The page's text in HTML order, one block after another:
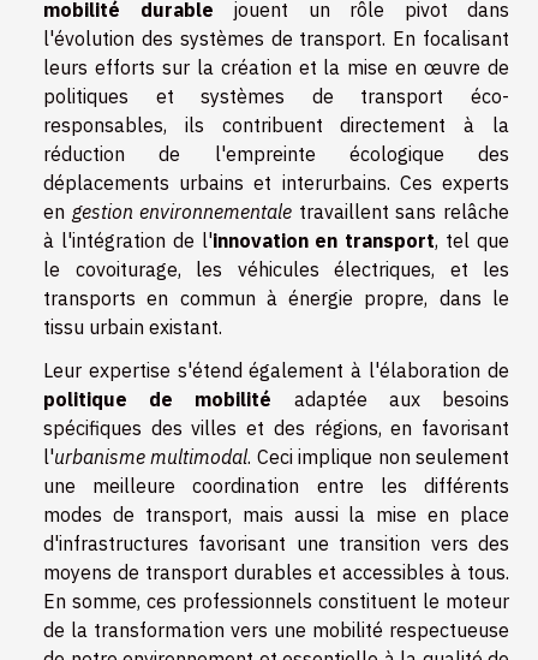
mobilité durable jouent un rôle pivot dans
l'évolution des systèmes de transport. En focalisant
leurs efforts sur la création et la mise en œuvre de
politiques et systèmes de transport éco-
responsables, ils contribuent directement à la
réduction de l'empreinte écologique des
déplacements urbains et interurbains. Ces experts
en gestion environnementale travaillent sans relâche
à l'intégration de l'innovation en transport, tel que
le covoiturage, les véhicules électriques, et les
transports en commun à énergie propre, dans le
tissu urbain existant.
Leur expertise s'étend également à l'élaboration de
politique de mobilité adaptée aux besoins
spécifiques des villes et des régions, en favorisant
l'urbanisme multimodal. Ceci implique non seulement
une meilleure coordination entre les différents
modes de transport, mais aussi la mise en place
d'infrastructures favorisant une transition vers des
moyens de transport durables et accessibles à tous.
En somme, ces professionnels constituent le moteur
de la transformation vers une mobilité respectueuse